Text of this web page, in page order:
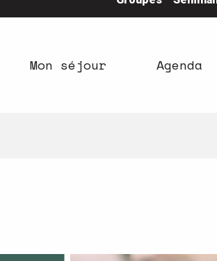
Mon séjour Agenda